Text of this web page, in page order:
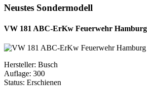
Neustes Sondermodell
VW 181 ABC-ErKw Feuerwehr
Hersteller: Busch
Auflage: 300
Status: Erschienen